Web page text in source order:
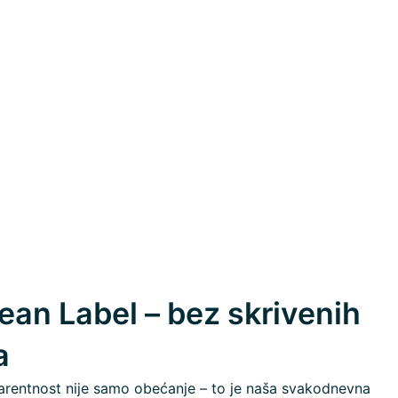
Label – bez skrivenih
nije samo obećanje – to je naša svakodnevna